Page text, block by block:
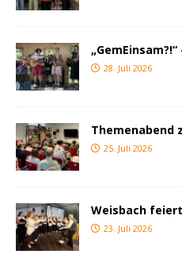
28. Juli 2026
Themenabend
25. Juli 2026
Weisbach
23. Juli 2026